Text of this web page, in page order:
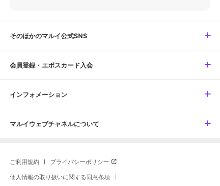
そのほかのマルイ公式SNS
会員登録・エポスカード入会
インフォメーション
マルイウェブチャネルについて
ご利用規約 プライバシーポリシー
個人情報の取り扱いに関する同意条項